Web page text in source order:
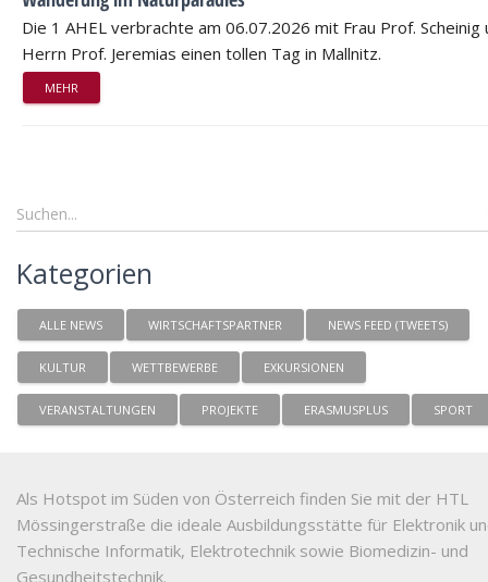
Die 1 AHEL verbrachte am 06.07.2026 mit Frau Prof. Scheinig
Herrn Prof. Jeremias einen tollen Tag in Mallnitz.
MEHR
Kategorien
ALLE NEWS WIRTSCHAFTSPARTNER NEWS FEED (TWEETS)
KULTUR WETTBEWERBE EXKURSIONEN
VERANSTALTUNGEN PROJEKTE ERASMUSPLUS SPORT
Als Hotspot im Süden von Österreich finden Sie mit der HTL
Mössingerstraße die ideale Ausbildungsstätte für Elektronik
Technische Informatik, Elektrotechnik sowie Biomedizin- und
Gesundheitstechnik.